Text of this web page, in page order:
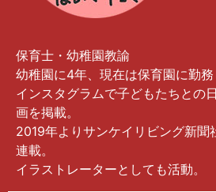
保育士・幼稚園教諭
幼稚園に4年、現在は保育園に勤務
インスタグラムで子どもたちとの
画を掲載。
2019年よりサンケイリビング新聞
連載。
イラストレーターとしても活動。